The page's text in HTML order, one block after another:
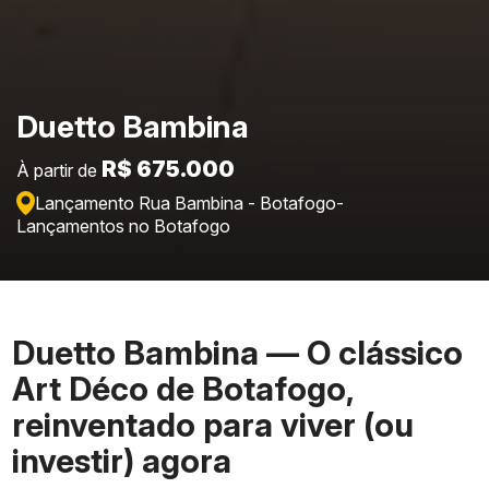
Duetto Bambina
À partir de R$ 675.000
Lançamento Rua Bambina - Botafogo-
Lançamentos no Botafogo
Duetto Bambina — O clássico
Art Déco de Botafogo,
reinventado para viver (ou
investir) agora